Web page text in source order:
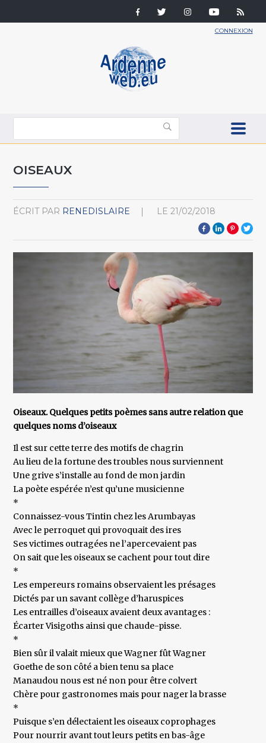
CONNEXION
OISEAUX
ÉCRIT PAR RENEDISLAIRE LE 21/02/2018
Oiseaux. Quelques petits poèmes sans autre relation que
quelques noms d’oiseaux
Il est sur cette terre des motifs de chagrin
Au lieu de la fortune des troubles nous surviennent
Une grive s’installe au fond de mon jardin
La poète espérée n’est qu’une musicienne
*
Connaissez-vous Tintin chez les Arumbayas
Avec le perroquet qui provoquait des ires
Ses victimes outragées ne l’apercevaient pas
On sait que les oiseaux se cachent pour tout dire
*
Les empereurs romains observaient les présages
Dictés par un savant collège d’haruspices
Les entrailles d’oiseaux avaient deux avantages :
Écarter Visigoths ainsi que chaude-pisse.
*
Bien sûr il valait mieux que Wagner fût Wagner
Goethe de son côté a bien tenu sa place
Manaudou nous est né non pour être colvert
Chère pour gastronomes mais pour nager la brasse
*
Puisque s’en délectaient les oiseaux coprophages
Pour nourrir avant tout leurs petits en bas-âge